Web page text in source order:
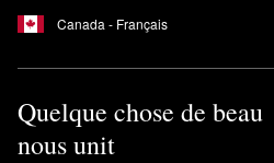
Canada - Français
Quelque chose de beau
nous unit